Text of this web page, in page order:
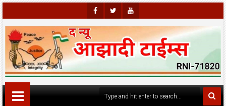
Faceb
Ook
Twitte
R
Youtu
Be